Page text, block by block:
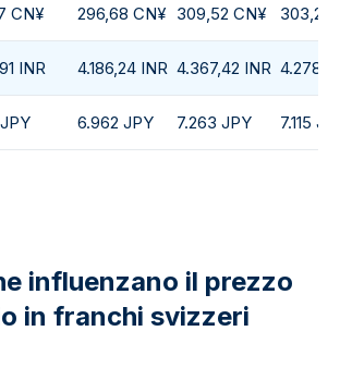
CN¥ 296,68 CN¥ 309,52 CN¥ 303,22
INR 4.186,24 INR 4.367,42 INR
6.962 JPY 7.263 JPY 7.115
influenzano il prezzo
in franchi svizzeri